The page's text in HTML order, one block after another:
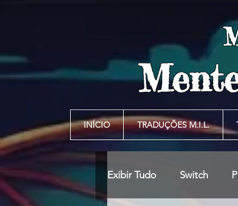
INÍCIO TRADUÇÕES M.I.L.
Exibir Tudo Switch